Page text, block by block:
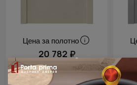
Цена за полотно
20 782 ₽
24 450 ₽